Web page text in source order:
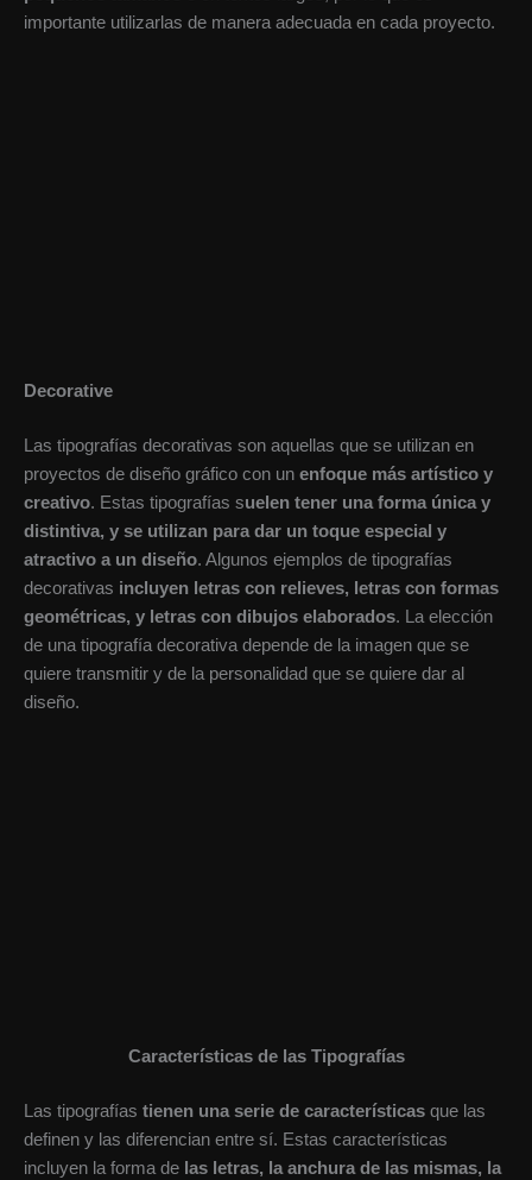
importante utilizarlas de manera adecuada en cada proyecto.
Decorative
Las tipografías decorativas son aquellas que se utilizan en
proyectos de diseño gráfico con un enfoque más artístico y
creativo. Estas tipografías suelen tener una forma única y
distintiva, y se utilizan para dar un toque especial y
atractivo a un diseño. Algunos ejemplos de tipografías
decorativas incluyen letras con relieves, letras con formas
geométricas, y letras con dibujos elaborados. La elección
de una tipografía decorativa depende de la imagen que se
quiere transmitir y de la personalidad que se quiere dar al
diseño.
Características de las Tipografías
Las tipografías tienen una serie de características que las
definen y las diferencian entre sí. Estas características
incluyen la forma de las letras, la anchura de las mismas, la